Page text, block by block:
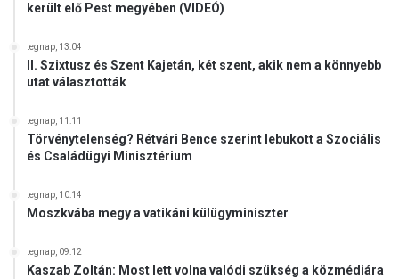
került elő Pest megyében (VIDEÓ)
tegnap, 13:04
II. Szixtusz és Szent Kajetán, két szent, akik nem a könnyebb
utat választották
tegnap, 11:11
Törvénytelenség? Rétvári Bence szerint lebukott a Szociális
és Családügyi Minisztérium
tegnap, 10:14
Moszkvába megy a vatikáni külügyminiszter
tegnap, 09:12
Kaszab Zoltán: Most lett volna valódi szükség a közmédiára